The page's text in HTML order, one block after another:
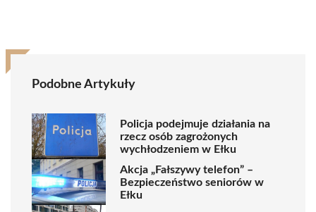
Podobne Artykuły
Policja podejmuje działania na
rzecz osób zagrożonych
wychłodzeniem w Ełku
Akcja „Fałszywy telefon” –
Bezpieczeństwo seniorów w
Ełku